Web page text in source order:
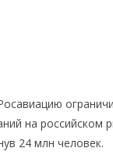
на российском
24 млн человек.